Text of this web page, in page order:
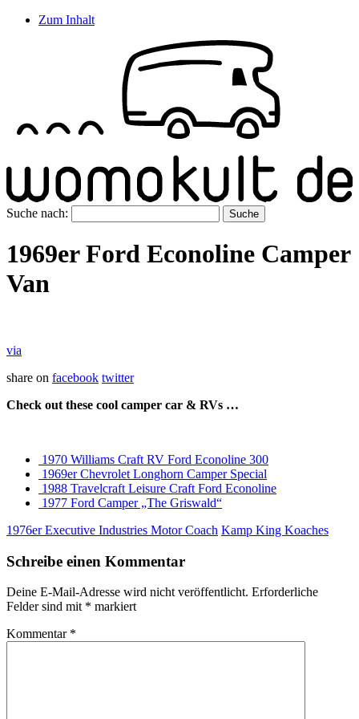
Zum Inhalt
Suche nach:
1969er Ford Econoline Camper
Van
via
share on facebook twitter
Check out these cool camper car & RVs …
1970 Williams Craft RV Ford Econoline 300
1969er Chevrolet Longhorn Camper Special
1988 Travelcraft Leisure Craft Ford Econoline
1977 Ford Camper „The Griswald“
1976er Executive Industries Motor Coach Kamp King Koaches
Schreibe einen Kommentar
Deine E-Mail-Adresse wird nicht veröffentlicht. Erforderliche
Felder sind mit * markiert
Kommentar *